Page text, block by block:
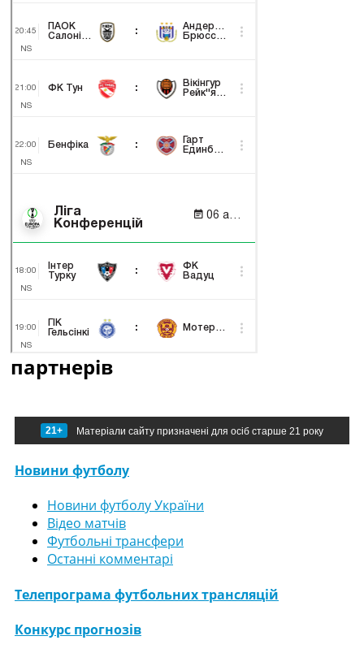
партнерів
21+ Матеріали сайту призначені для осіб старше 21 року
Новини футболу
Новини футболу України
Відео матчів
Футбольні трансфери
Останні комментарі
Телепрограма футбольних трансляцій
Конкурс прогнозів